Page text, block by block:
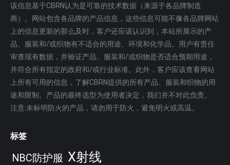
该信息基于CBRN认为是可靠的技术数据（来源于各品牌制造
商）。网站包含各品牌的产品信息，这些信息可能不像各品牌网站
上的信息更新的那么及时，客户还应该认识到，本站所展示的产
品、服装和/或织物有不适合的用途、环境和化学品。用户有责任
审查现有数据，并验证产品、服装和/或织物是否适合预期用途，
并符合所有指定的政府和/或行业标准。此外，客户应该查看网站
上所有可用的信息，了解CBRN提供的所有产品、服装和织物的用
途和限制。产品的最终选型为使用者决定，我们并不对此负责。
注意:未标明防火的产品，请勿用于防火，避免明火或高温。
标签
NBC防护服 X射线